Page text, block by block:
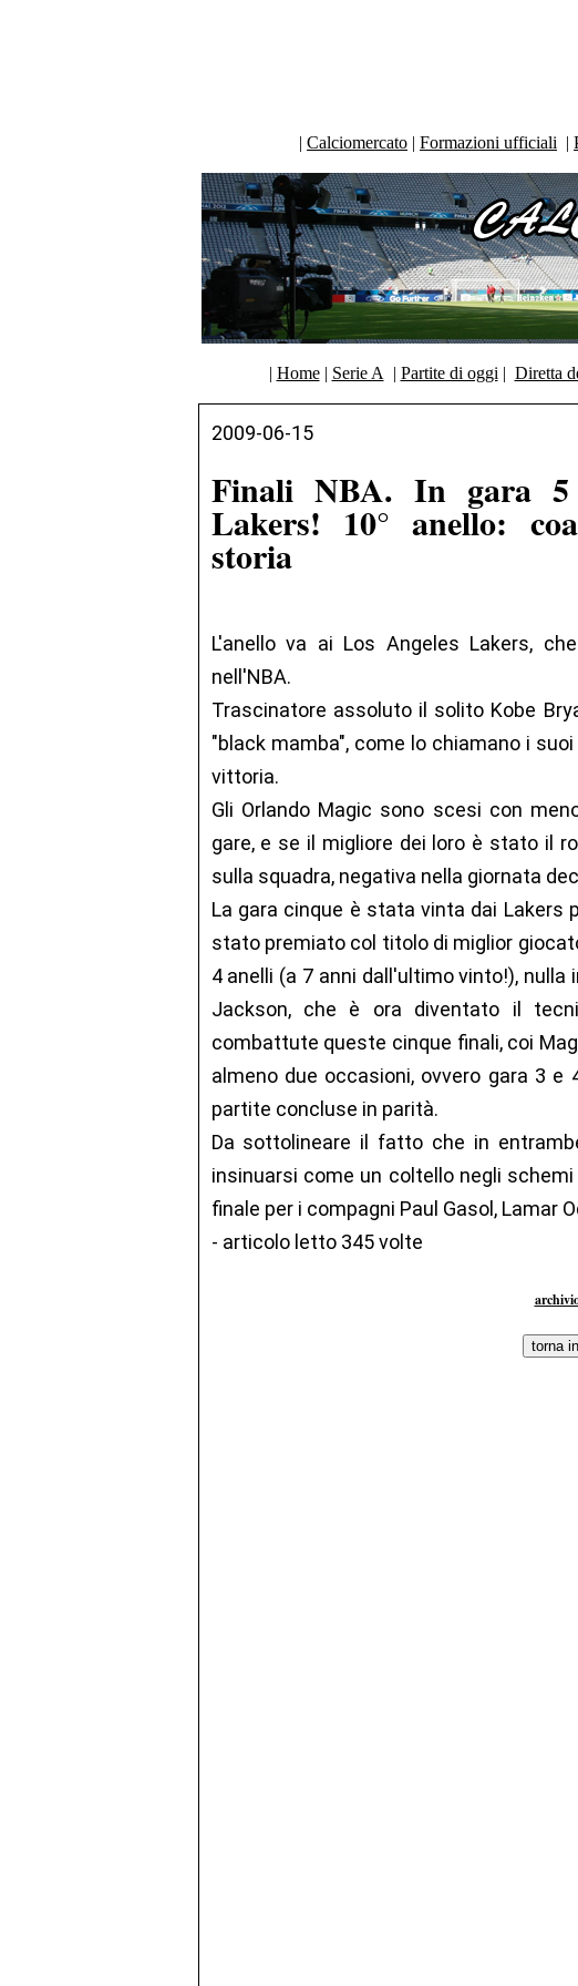
| Calciomercato | Formazioni ufficiali |
| Home| Serie A | Partite di oggi | Diretta
2009-06-15
Finali NBA. In gara 5
Lakers! 10° anello:
storia
L'anello va ai Los Angeles Lakers,
nell'NBA.
Trascinatore assoluto il solito Kobe
"black mamba", come lo chiamano i
vittoria.
Gli Orlando Magic sono scesi con
gare, e se il migliore dei loro è stato il
sulla squadra, negativa nella giornata
La gara cinque è stata vinta dai Lakers
stato premiato col titolo di miglior
4 anelli (a 7 anni dall'ultimo vinto!), nulla
Jackson, che è ora diventato il
combattute queste cinque finali, coi
almeno due occasioni, ovvero gara 3 e
partite concluse in parità.
Da sottolineare il fatto che in
insinuarsi come un coltello negli
finale per i compagni Paul Gasol, Lamar
- articolo letto 345 volte